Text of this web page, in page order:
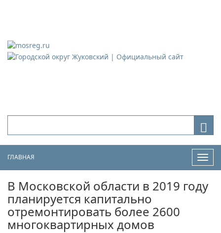
ГЛАВНАЯ
В Московской области в 2019 году
планируется капитально
отремонтировать более 2600
многоквартирных домов